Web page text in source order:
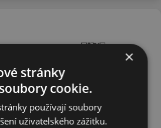
×
stránky
cookie.
používají soubory
uživatelského zážitku.